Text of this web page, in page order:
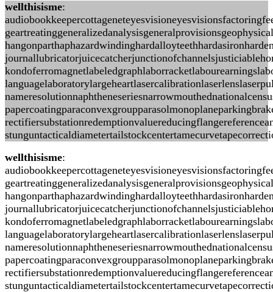
wellthisisme:
wellthisisme: